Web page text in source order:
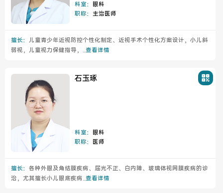
科室： 眼科
职称： 主治医师
擅长： 儿童青少年近视防控个性化制定、近视手术个性化方案设计，小儿斜
弱视，儿童视力保健指导，... 查看详情
石玉琢
科室： 眼科
职称：
医师
擅长： 各种外眼及角结膜疾病、屈光不正、白内障、玻璃体视网膜疾病的诊
治，尤其擅长小儿眼底疾病...查看详情